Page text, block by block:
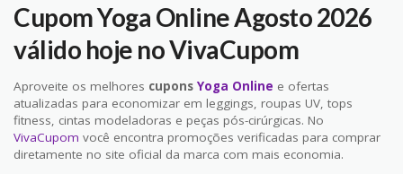
Cupom Yoga Online Agosto 2026
válido hoje no VivaCupom
Aproveite os melhores cupons Yoga Online e ofertas
atualizadas para economizar em leggings, roupas UV, tops
fitness, cintas modeladoras e peças pós-cirúrgicas. No
VivaCupom você encontra promoções verificadas para comprar
diretamente no site oficial da marca com mais economia.